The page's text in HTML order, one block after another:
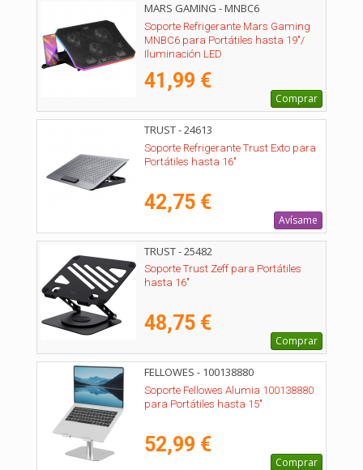
MARS GAMING - MNBC6
Soporte Refrigerante Mars Gaming
MNBC6 para Portátiles hasta 19"/
Iluminación LED
41,99 €
Comprar
TRUST - 24613
Soporte Refrigerante Trust Exto para
Portátiles hasta 16"
42,75 €
Avísame
TRUST - 25482
Soporte Trust Zeff para Portátiles
hasta 16"
48,75 €
Comprar
FELLOWES - 100138880
Soporte Fellowes Alumia 100138880
para Portátiles hasta 15"
52,99 €
Comprar